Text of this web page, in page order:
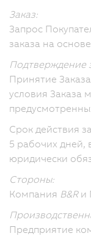
Заказ:
Запрос
заказа на
Подтверждение
Принятие
условия Заказа
Срок действия
5 рабочих дней,
юридически
Стороны:
Компания B&Rи
Предприятие